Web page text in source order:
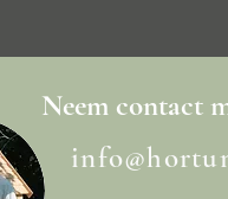
Neem contact